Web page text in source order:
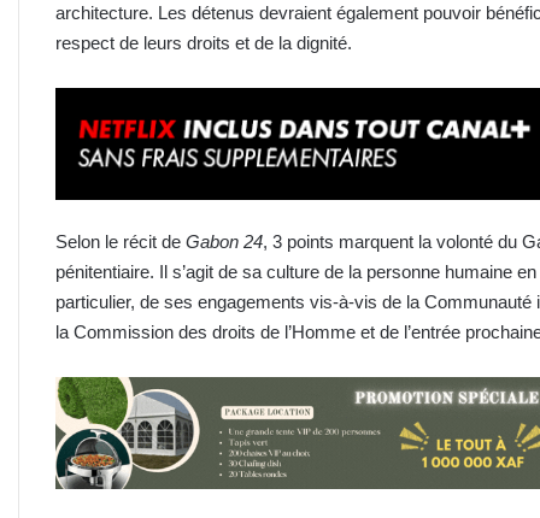
architecture. Les détenus devraient également pouvoir
respect de leurs droits et de la dignité.
Selon le récit de Gabon 24, 3 points marquent la volonté du
pénitentiaire. Il s’agit de sa culture de la personne humaine
particulier, de ses engagements vis-à-vis de la
la Commission des droits de l’Homme et de l’entrée